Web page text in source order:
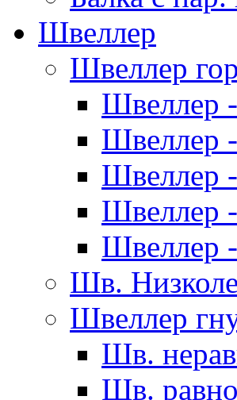
Швеллер
Швеллер
Швеллер
Швеллер
Швеллер
Швеллер
Швеллер
Шв.
Швеллер
Шв.
Шв.